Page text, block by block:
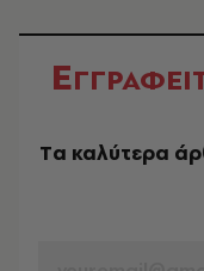
Ε
Tα καλύτερα